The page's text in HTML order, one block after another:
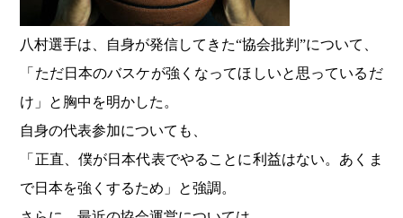
八村選手は、自身が発信してきた“協会批判”について、
「ただ日本のバスケが強くなってほしいと思っているだ
け」と胸中を明かした。
自身の代表参加についても、
「正直、僕が日本代表でやることに利益はない。あくま
で日本を強くするため」と強調。